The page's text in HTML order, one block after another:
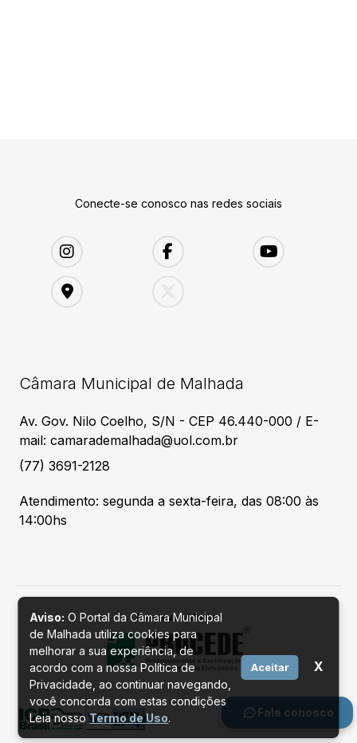
Fale conosco
Conecte-se conosco nas redes sociais
Câmara Municipal de Malhada
Av. Gov. Nilo Coelho, S/N - CEP 46.440-000 / E-
mail: camarademalhada@uol.com.br
(77) 3691-2128
Atendimento: segunda a sexta-feira, das 08:00 às
14:00hs
Desenvolvido por
Aviso: O Portal da Câmara Municipal
de Malhada utiliza cookies para
melhorar a sua experiência, de
acordo com a nossa Política de
Privacidade, ao continuar navegando,
você concorda com estas condições
Leia nossoTermo de Uso.
Aceitar X